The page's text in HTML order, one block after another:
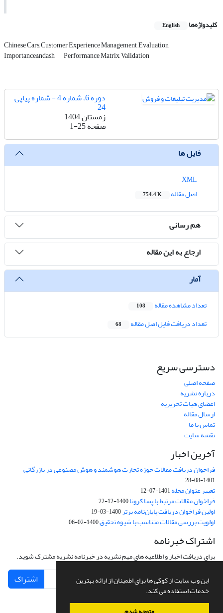
این وب سایت از کوکی ها برای اطمینان از ارائه بهترین
خدمات استفاده می کند.
کلیدواژه‌ها English
Chinese Cars, Customer Experience Management, Evaluation,
Importance&‌‌ndash Performance Matrix, Validation
دوره 6، شماره 4 - شماره پیاپی
24
زمستان 1404
صفحه1-25
فایل ها
اصل مقاله
754.4 K
هم رسانی
ارجاع به این مقاله
آمار
تعداد مشاهده مقاله 108
تعداد دریافت فایل اصل مقاله 68
دسترسی سریع
صفحه اصلی
درباره نشریه
اعضای هیات تحریریه
ارسال مقاله
تماس با ما
نقشه سایت
آخرین اخبار
فراخوان دریافت مقالات حوزه تجارت هوشمند و هوش مصنوعی در بازرگانی
1401-08-28
تغییر عنوان مجله1401-07-12
فراخوان مقالات مرتبط با پسا کرونا1400-12-22
اولین فراخوان دریافت پایان‌نامه برتر1400-03-19
اولویت بررسی مقالات متناسب با شیوه تحقیق1400-02-06
اشتراک خبرنامه
برای دریافت اخبار و اطلاعیه های مهم نشریه در خبرنامه نشریه مشترک شوید.
اشتراک